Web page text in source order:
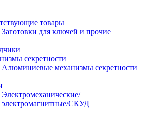
товары
Заготовки для ключей и прочие
секретности
Алюминиевые механизмы секретности
Электромеханические/
электромагнитные/СКУД